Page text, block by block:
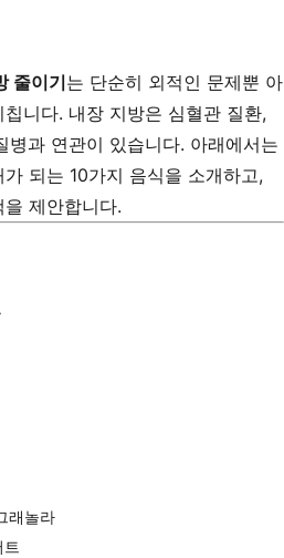
줄이기는 단순히 외적인 문제뿐 아
니다. 내장 지방은 심혈관 질환,
병과 연관이 있습니다. 아래에서는
되는 10가지 음식을 소개하고,
제안합니다.
래놀라